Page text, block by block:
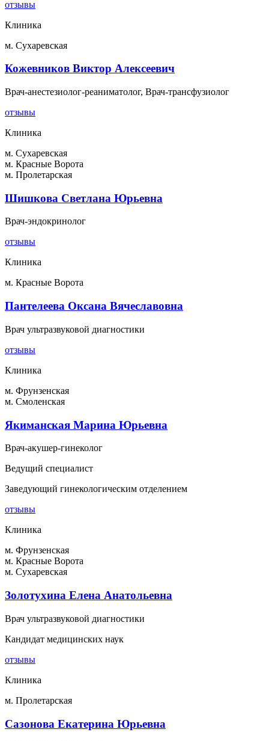
отзывы
Клиника
м. Сухаревская
Кожевников Виктор Алексеевич
Врач-анестезиолог-реаниматолог, Врач-трансфузиолог
отзывы
Клиника
м. Сухаревская
м. Красные Ворота
м. Пролетарская
Шишкова Светлана Юрьевна
Врач-эндокринолог
отзывы
Клиника
м. Красные Ворота
Пантелеева Оксана Вячеславовна
Врач ультразвуковой диагностики
отзывы
Клиника
м. Фрунзенская
м. Смоленская
Якиманская Марина Юрьевна
Врач-акушер-гинеколог
Ведущий специалист
Заведующий гинекологическим отделением
отзывы
Клиника
м. Фрунзенская
м. Красные Ворота
м. Сухаревская
Золотухина Елена Анатольевна
Врач ультразвуковой диагностики
Кандидат медицинских наук
отзывы
Клиника
м. Пролетарская
Сазонова Екатерина Юрьевна